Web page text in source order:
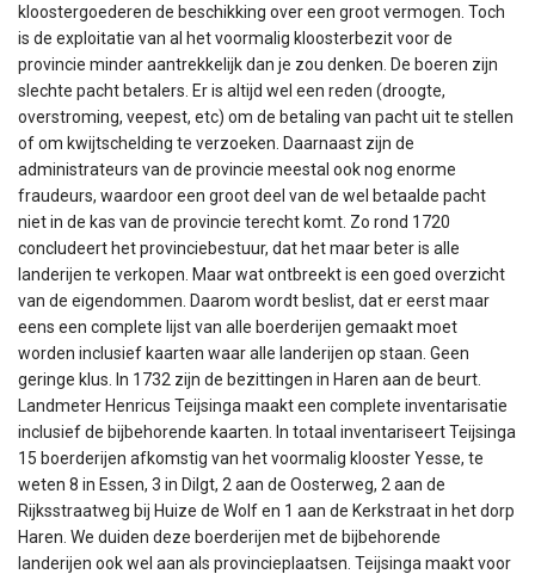
kloostergoederen de beschikking over een groot vermogen. Toch
is de exploitatie van al het voormalig kloosterbezit voor de
provincie minder aantrekkelijk dan je zou denken. De boeren zijn
slechte pacht betalers. Er is altijd wel een reden (droogte,
overstroming, veepest, etc) om de betaling van pacht uit te stellen
of om kwijtschelding te verzoeken. Daarnaast zijn de
administrateurs van de provincie meestal ook nog enorme
fraudeurs, waardoor een groot deel van de wel betaalde pacht
niet in de kas van de provincie terecht komt. Zo rond 1720
concludeert het provinciebestuur, dat het maar beter is alle
landerijen te verkopen. Maar wat ontbreekt is een goed overzicht
van de eigendommen. Daarom wordt beslist, dat er eerst maar
eens een complete lijst van alle boerderijen gemaakt moet
worden inclusief kaarten waar alle landerijen op staan. Geen
geringe klus. In 1732 zijn de bezittingen in Haren aan de beurt.
Landmeter Henricus Teijsinga maakt een complete inventarisatie
inclusief de bijbehorende kaarten. In totaal inventariseert Teijsinga
15 boerderijen afkomstig van het voormalig klooster Yesse, te
weten 8 in Essen, 3 in Dilgt, 2 aan de Oosterweg, 2 aan de
Rijksstraatweg bij Huize de Wolf en 1 aan de Kerkstraat in het dorp
Haren. We duiden deze boerderijen met de bijbehorende
landerijen ook wel aan als provincieplaatsen. Teijsinga maakt voor